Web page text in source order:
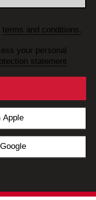
terms and conditions.
your personal
statement